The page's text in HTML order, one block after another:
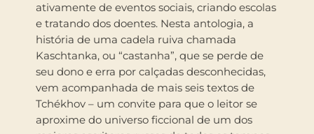
ativamente de eventos sociais, criando escolas
e tratando dos doentes. Nesta antologia, a
história de uma cadela ruiva chamada
Kaschtanka, ou “castanha”, que se perde de
seu dono e erra por calçadas desconhecidas,
vem acompanhada de mais seis textos de
Tchékhov – um convite para que o leitor se
aproxime do universo ficcional de um dos